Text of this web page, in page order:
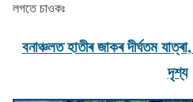
লগতে চাওকঃ
বনাঞ্চলত হাতীৰ জাকৰ দীৰ্ঘতম
দৃশ্য